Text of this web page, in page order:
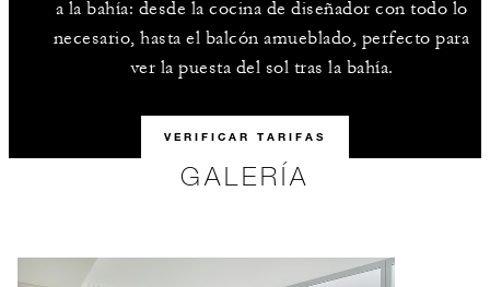
a la bahía: desde la cocina de diseñador con todo lo
necesario, hasta el balcón amueblado, perfecto para
ver la puesta del sol tras la bahía.
VERIFICAR TARIFAS
GALERÍA